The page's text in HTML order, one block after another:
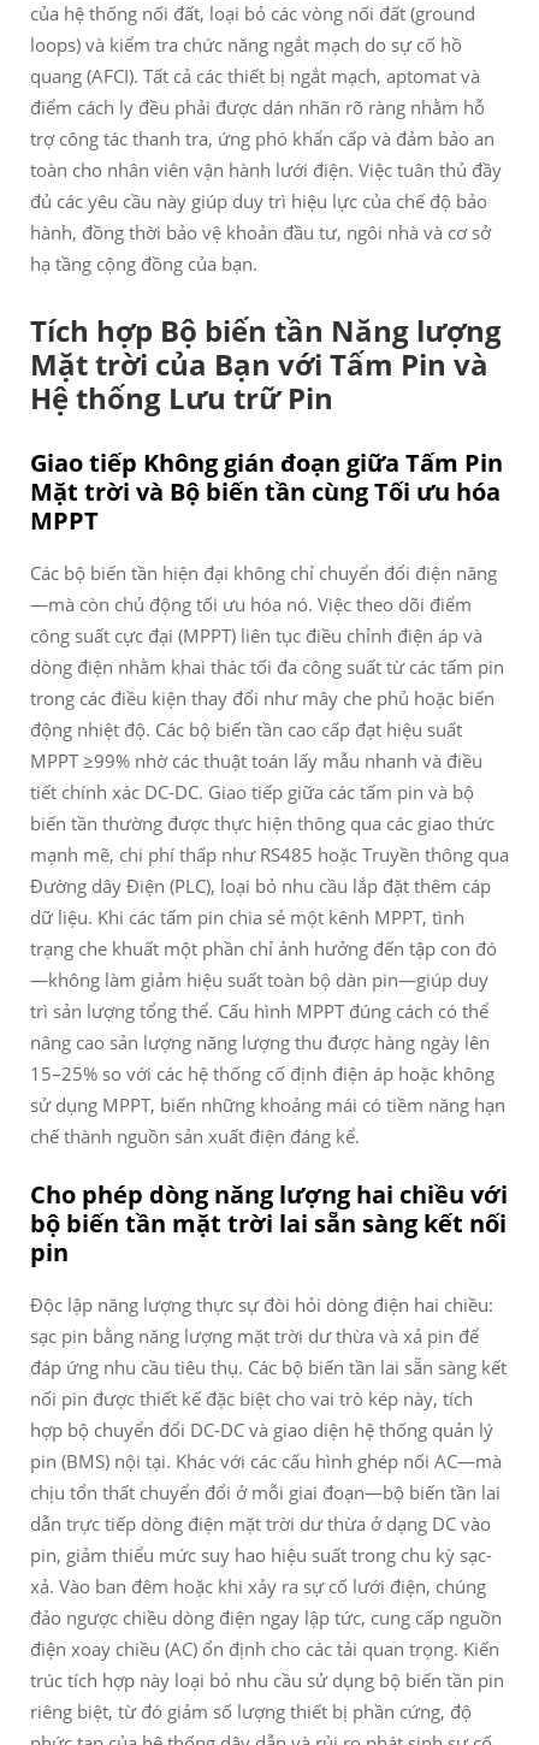
của hệ thống nối đất, loại bỏ các vòng nối đất (ground
loops) và kiểm tra chức năng ngắt mạch do sự cố hồ
quang (AFCI). Tất cả các thiết bị ngắt mạch, aptomat và
điểm cách ly đều phải được dán nhãn rõ ràng nhằm hỗ
trợ công tác thanh tra, ứng phó khẩn cấp và đảm bảo an
toàn cho nhân viên vận hành lưới điện. Việc tuân thủ đầy
đủ các yêu cầu này giúp duy trì hiệu lực của chế độ bảo
hành, đồng thời bảo vệ khoản đầu tư, ngôi nhà và cơ sở
hạ tầng cộng đồng của bạn.
Tích hợp Bộ biến tần Năng lượng
Mặt trời của Bạn với Tấm Pin và
Hệ thống Lưu trữ Pin
Giao tiếp Không gián đoạn giữa Tấm Pin
Mặt trời và Bộ biến tần cùng Tối ưu hóa
MPPT
Các bộ biến tần hiện đại không chỉ chuyển đổi điện năng
—mà còn chủ động tối ưu hóa nó. Việc theo dõi điểm
công suất cực đại (MPPT) liên tục điều chỉnh điện áp và
dòng điện nhằm khai thác tối đa công suất từ các tấm pin
trong các điều kiện thay đổi như mây che phủ hoặc biến
động nhiệt độ. Các bộ biến tần cao cấp đạt hiệu suất
MPPT ≥99% nhờ các thuật toán lấy mẫu nhanh và điều
tiết chính xác DC-DC. Giao tiếp giữa các tấm pin và bộ
biến tần thường được thực hiện thông qua các giao thức
mạnh mẽ, chi phí thấp như RS485 hoặc Truyền thông qua
Đường dây Điện (PLC), loại bỏ nhu cầu lắp đặt thêm cáp
dữ liệu. Khi các tấm pin chia sẻ một kênh MPPT, tình
trạng che khuất một phần chỉ ảnh hưởng đến tập con đó
—không làm giảm hiệu suất toàn bộ dàn pin—giúp duy
trì sản lượng tổng thể. Cấu hình MPPT đúng cách có thể
nâng cao sản lượng năng lượng thu được hàng ngày lên
15–25% so với các hệ thống cố định điện áp hoặc không
sử dụng MPPT, biến những khoảng mái có tiềm năng hạn
chế thành nguồn sản xuất điện đáng kể.
Cho phép dòng năng lượng hai chiều với
bộ biến tần mặt trời lai sẵn sàng kết nối
pin
Độc lập năng lượng thực sự đòi hỏi dòng điện hai chiều:
sạc pin bằng năng lượng mặt trời dư thừa và xả pin để
đáp ứng nhu cầu tiêu thụ. Các bộ biến tần lai sẵn sàng kết
nối pin được thiết kế đặc biệt cho vai trò kép này, tích
hợp bộ chuyển đổi DC-DC và giao diện hệ thống quản lý
pin (BMS) nội tại. Khác với các cấu hình ghép nối AC—mà
chịu tổn thất chuyển đổi ở mỗi giai đoạn—bộ biến tần lai
dẫn trực tiếp dòng điện mặt trời dư thừa ở dạng DC vào
pin, giảm thiểu mức suy hao hiệu suất trong chu kỳ sạc-
xả. Vào ban đêm hoặc khi xảy ra sự cố lưới điện, chúng
đảo ngược chiều dòng điện ngay lập tức, cung cấp nguồn
điện xoay chiều (AC) ổn định cho các tải quan trọng. Kiến
trúc tích hợp này loại bỏ nhu cầu sử dụng bộ biến tần pin
riêng biệt, từ đó giảm số lượng thiết bị phần cứng, độ